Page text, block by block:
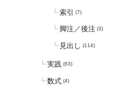
索引 (7)
脚注／後注 (3)
見出し (114)
実践 (63)
数式 (4)